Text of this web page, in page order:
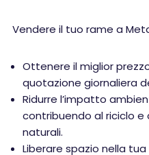
Vendere il tuo rame a
Ottenere il miglior
quotazione giornaliera
Ridurre l’impatto
contribuendo al riciclo e
naturali.
Liberare spazio nella